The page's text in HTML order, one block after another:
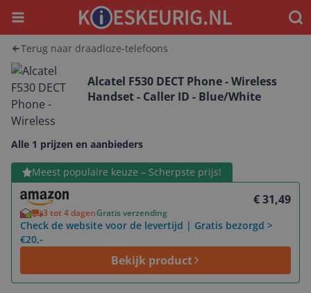
Menu
Terug naar draadloze-telefoons
Alcatel F530 DECT Phone - Wireless
Handset - Caller ID - Blue/White
Alle 1 prijzen en aanbieders
Meest populaire keuze – Scherpste prijs!
€ 31,49
3 tot 4 dagenGratis verzending
Check de website voor de levertijd | Gratis bezorgd >
€20,-
Bekijk product
Bekijk product